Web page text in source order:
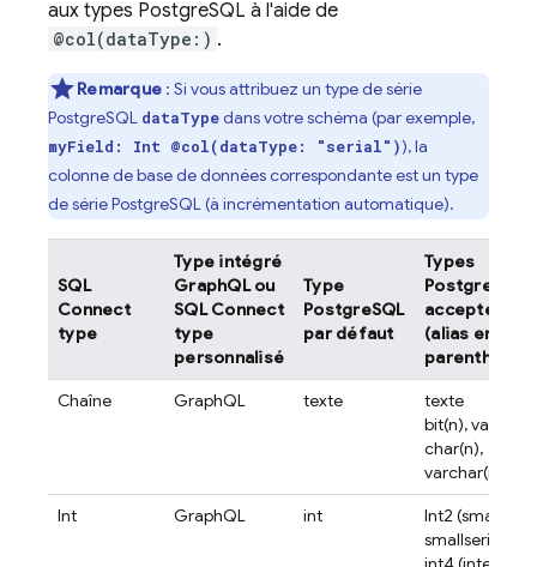
aux types PostgreSQL à l'aide de
@col(dataType:) .
Remarque : Si vous attribuez un type de série
PostgreSQL dataTypedans votre schéma (par exemple,
myField: Int @col(dataType: "serial")), la
colonne de base de données correspondante est un type
de série PostgreSQL (à incrémentation automatique).
SQL
Connect
type
Type intégré
GraphQL ou
SQL Connect
type
personnalisé
Type
PostgreSQL
par défaut
Types
PostgreSQL
acceptés
(alias entre
parenthèses)
Chaîne
GraphQL texte
texte
bit(n), varbit(n)
char(n),
varchar(n)
Int
GraphQL int
Int2 (smallint,
smallserial),